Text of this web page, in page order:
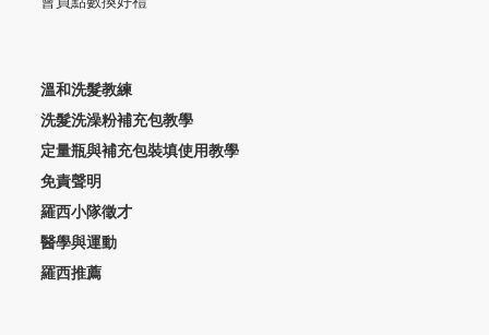
溫和洗髮教練
洗髮洗澡粉補充包教學
定量瓶與補充包裝填使用教學
免責聲明
羅西小隊徵才
醫學與運動
羅西推薦